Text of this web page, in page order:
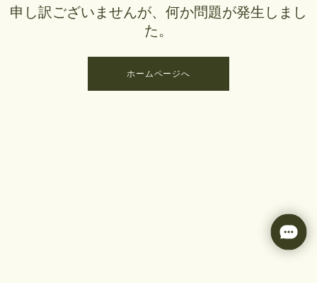
申し訳ございませんが、何か問題が発生しまし
た。
ホームページへ